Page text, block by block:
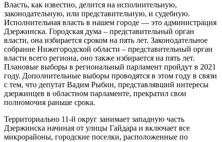
Власть, как известно, делится на исполнительную,
законодательную, или представительную, и судебную.
Исполнительная власть в нашем городе — это администрация
Дзержинска. Городская дума – представительный орган
власти, она избирается сроком на пять лет. Законодательное
собрание Нижегородской области – представительный орган
власти всего региона, оно также избирается на пять лет.
Плановые выборы в региональный парламент пройдут в 2021
году. Дополнительные выборы проводятся в этом году в связи
с тем, что депутат Вадим Рыбин, представлявший интересы
дзержинцев в областном парламенте, прекратил свои
полномочия раньше срока.
Территориально 11-й округ занимает западную часть
Дзержинска начиная от улицы Гайдара и включает все
микрорайоны, городские поселки, расположенные по